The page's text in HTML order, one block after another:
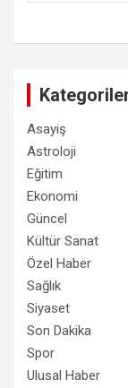
Asayiş
Astroloji
Eğitim
Ekonomi
Güncel
Kültür Sanat
Özel Haber
Sağlık
Siyaset
Son Dakika
Spor
Ulusal Haber